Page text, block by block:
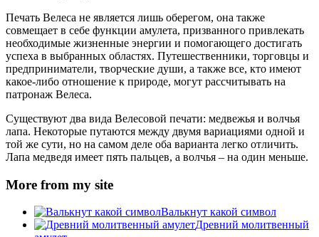
Печать Велеса не является лишь оберегом, она также
совмещает в себе функции амулета, призванного привлекать
необходимые жизненные энергии и помогающего достигать
успеха в выбранных областях. Путешественники, торговцы и
предприниматели, творческие души, а также все, кто имеют
какое-либо отношение к природе, могут рассчитывать на
патронаж Велеса.
Существуют два вида Велесовой печати: медвежья и волчья
лапа. Некоторые путаются между двумя вариациями одной и
той же сути, но на самом деле оба варианта легко отличить.
Лапа медведя имеет пять пальцев, а волчья – на один меньше.
More from my site
Валькнут какой символ
Древний молитвенный